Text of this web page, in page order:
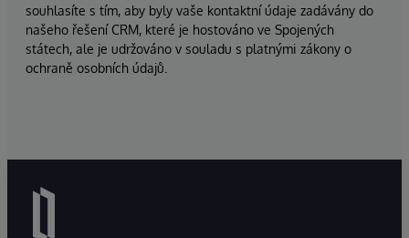
souhlasíte s tím, aby byly vaše kontaktní údaje zadávány do
našeho řešení CRM, které je hostováno ve Spojených
státech, ale je udržováno v souladu s platnými zákony o
ochraně osobních údajů.